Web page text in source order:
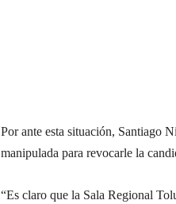
Por ante esta situación, Santiago
manipulada para revocarle la
“Es claro que la Sala Regional